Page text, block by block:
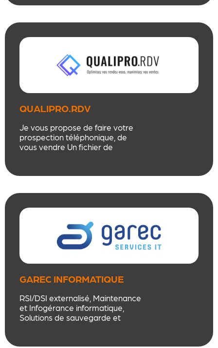
approche éthique, sur mesure et
QUALIPRO.RDV
Je vous propose de faire votre
prospection téléphonique, de
vous vendre Un fichier de
de SMS pour les pros
GAREC INFORMATIQUE
RSI/DSI externalisé, Maintenance
et Infogérance informatique,
Solutions de sauvegarde et